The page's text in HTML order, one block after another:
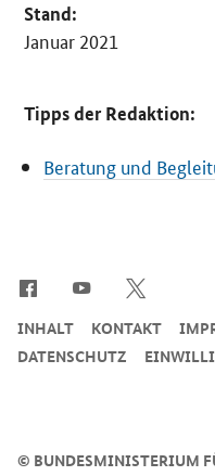
Stand:
Januar 2021
Tipps der Redaktion:
Beratung und
© BUNDESMINISTERIUM
INHALT KONTAKT
DATENSCHUTZ